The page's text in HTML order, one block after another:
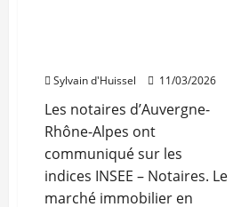
Sylvain d'Huissel 11/03/2026
Les notaires d’Auvergne-
Rhône-Alpes ont
communiqué sur les
indices INSEE – Notaires. Le
marché immobilier en